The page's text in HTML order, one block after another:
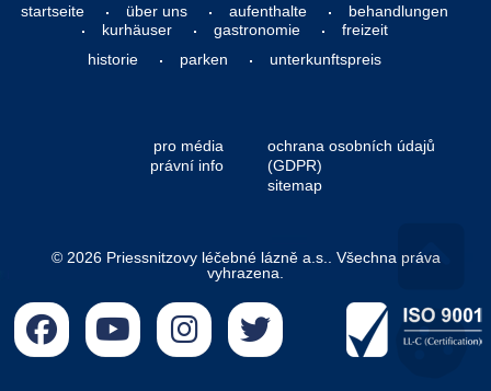
startseite über uns aufenthalte
behandlungen
kurhäuser
gastronomie
freizeit
historie
parken unterkunftspreis
pro média
právní info
ochrana osobních údajů
(GDPR)
sitemap
© 2026 Priessnitzovy léčebné lázně a.s.. Všechna práva
vyhrazena.
Go